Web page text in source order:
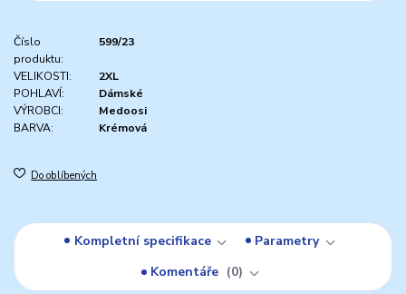
Číslo
produktu:
599/23
VELIKOSTI:
2XL
POHLAVÍ:
Dámské
VÝROBCI:
Medoosi
BARVA:
Krémová
Do oblíbených
Kompletní specifikace
Parametry
Komentáře
0